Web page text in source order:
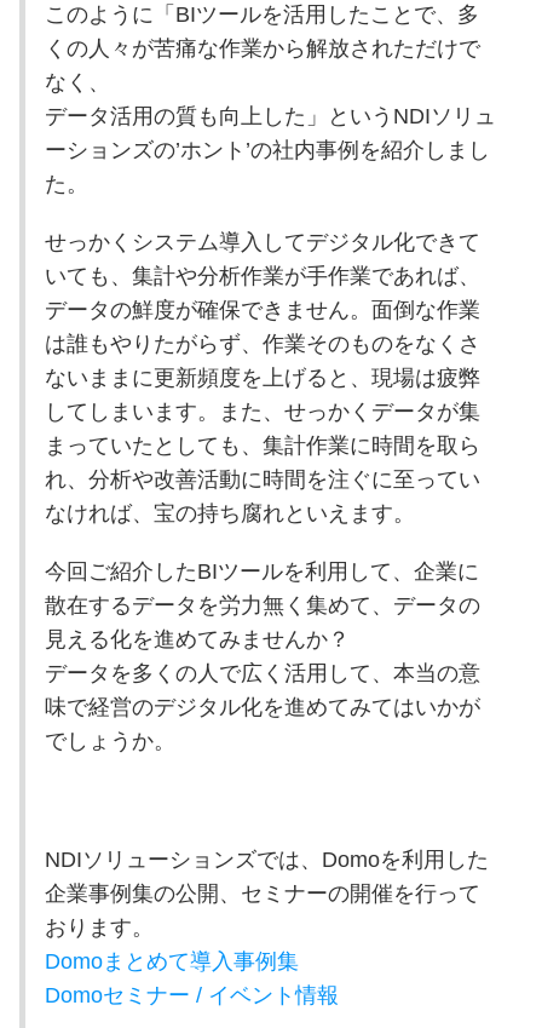
このように「BIツールを活用したことで、多
くの人々が苦痛な作業から解放されただけで
なく、
データ活用の質も向上した」というNDIソリュ
ーションズの’ホント’の社内事例を紹介しまし
た。
せっかくシステム導入してデジタル化できて
いても、集計や分析作業が手作業であれば、
データの鮮度が確保できません。面倒な作業
は誰もやりたがらず、作業そのものをなくさ
ないままに更新頻度を上げると、現場は疲弊
してしまいます。また、せっかくデータが集
まっていたとしても、集計作業に時間を取ら
れ、分析や改善活動に時間を注ぐに至ってい
なければ、宝の持ち腐れといえます。
今回ご紹介したBIツールを利用して、企業に
散在するデータを労力無く集めて、データの
見える化を進めてみませんか？
データを多くの人で広く活用して、本当の意
味で経営のデジタル化を進めてみてはいかが
でしょうか。
NDIソリューションズでは、 Domoを利用した
企業事例集の公開、セミナーの開催を行って
おります。
Domoまとめて導入事例集
Domoセミナー / イベント情報